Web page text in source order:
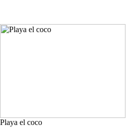
Playa el coco